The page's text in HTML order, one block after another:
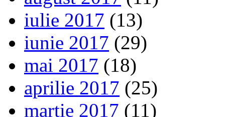
iulie 2017 (13)
iunie 2017 (29)
mai 2017 (18)
aprilie 2017 (25)
martie 2017 (11)